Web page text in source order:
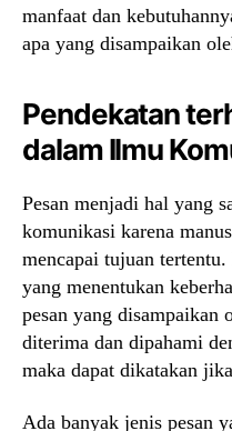
manfaat dan
apa yang disampaikan
Pendekatan
dalam Ilmu
Pesan menjadi hal yang
komunikasi karena
mencapai tujuan
yang menentukan
pesan yang disampaikan
diterima dan dipahami
maka dapat dikatakan
Ada banyak jenis pesan